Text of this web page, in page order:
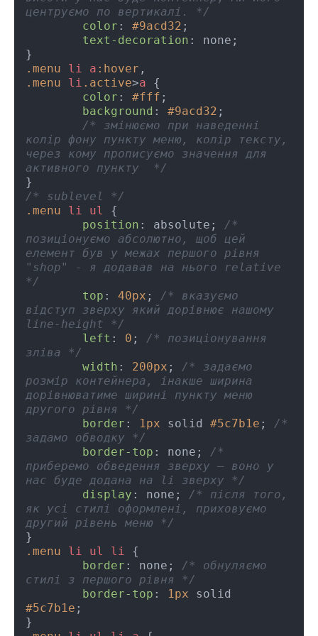
центруємо по вертикалі. */
color : #9acd32 ;
text-decoration : none;
.menu
li a :hover
.menu
li .active>a {
color : #fff ;
background : #9acd32 ;
/* змінюємо при наведенні
колір фону пункту меню, колір тексту,
через кому прописуємо значення для
активного пункту  */
/* sublevel */
.menu
li ul
{
position : absolute; /*
позиціонуємо абсолютно, щоб цей
елемент був у межах першого рівня
"shop" - я додавав на нього relative
*/
top : 40px ; /* вказуємо
відступ зверху який дорівнює нашому
line-height */
left : 0 ; /* позиціонування
зліва */
width : 200px ; /* задаємо
розмір контейнера, інакше ширина
дорівнюватиме ширині пункту меню
другого рівня */
border : 1px solid #5c7b1e ; /*
задамо обводку */
border-top : none; /*
приберемо обведення зверху – воно у
нас буде додана на li зверху */
display : none; /* після того,
як усі стилі оформлені, приховуємо
другий рівень меню */
.menu
li ul li {
border : none; /* обнуляємо
стилі з першого рівня */
border-top : 1px
#5c7b1e ;